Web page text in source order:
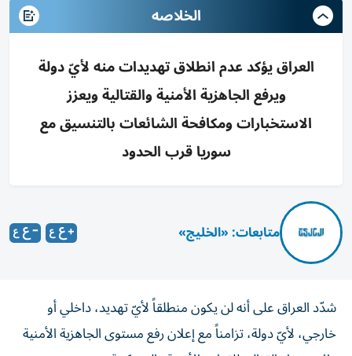
الخلاصه
العراق يؤكد عدم انطلاق تهديدات منه لأيّ دولة
ويرفع الجاهزية الأمنية والقتالية ويعزز
الاستخبارات ومكافحة الشائعات بالتنسيق مع
سوريا قرب الحدود
متابعات: «الخليج»
شدّد العراق على أنه لن يكون منطلقاً لأيّ تهديد، داخلي أو
خارجي، لأيّ دولة، تزامناً مع إعلان رفع مستوى الجاهزية الأمنية